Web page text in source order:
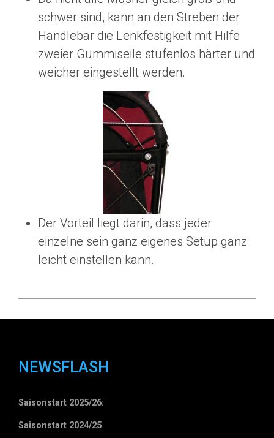
schwer sind, kann an den Streben der
Handlebar die Lenkfestigkeit mit Hilfe
zweier Gummiseile stufenlos härter und
weicher eingestellt werden.
Der Vorteil liegt darin, dass jeder
einzelne sein ganz eigenes Setup ganz
leicht einstellen kann.
NEWSFLASH
Saisonstart 2025/26:
Saisonstart 2024/25